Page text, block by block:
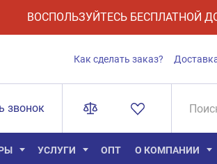
ВОСПОЛЬЗУЙТЕСЬ БЕСПЛАТНОЙ
Как сделать заказ?
звонок
УСЛУГИ ОПТ О КОМПАНИИ